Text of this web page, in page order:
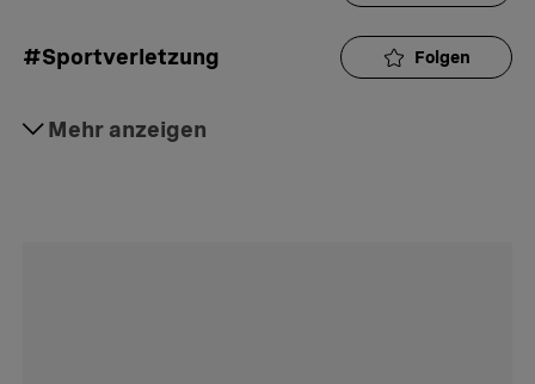
#Sportverletzung Folgen
Mehr anzeigen
#Gesundheit